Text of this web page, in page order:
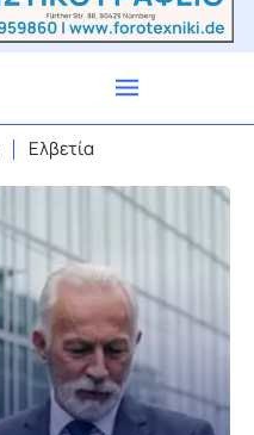
Ελβετία